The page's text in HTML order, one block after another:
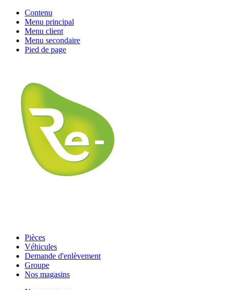
Contenu
Menu principal
Menu client
Menu secondaire
Pied de page
Pièces
Véhicules
Demande d'enlèvement
Groupe
Nos magasins